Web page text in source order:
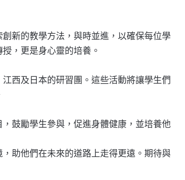
新的教學方法，與時並進，以確保每位學
，更是身心靈的培養。
西及日本的研習團。這些活動將讓學生們
鼓勵學生參與，促進身體健康，並培養他
助他們在未來的道路上走得更遠。期待與